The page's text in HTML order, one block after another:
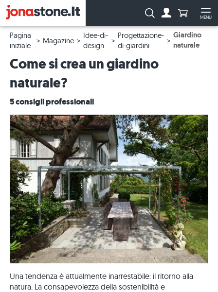
MENU
Ricerca: Numero di
Pagina
iniziale
Magazine
Idee-di-
design
Progettazione-
di-giardini
Giardino
naturale
Come si crea un giardino
naturale?
5 consigli professionali
Una tendenza è attualmente inarrestabile: il ritorno alla
natura. La consapevolezza della sostenibilità e